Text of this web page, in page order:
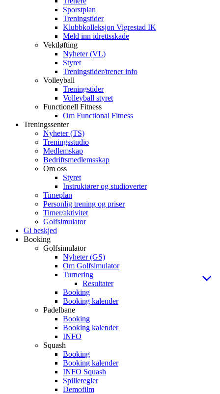
Sporstplan
Treningstider
Klubbkolleksjon Vigrestad IK
Meld inn idrettsskade
Vektløfting
Nyheter (VL)
Styret
Treningstider/trener info
Volleyball
Treningstider
Volleyball styret
Functionell Fitness
Om Functional Fitness
Treningssenter
Nyheter (TS)
Treningsstudio
Medlemskap
Bedriftsmedlemsskap
Om oss
Styret
Instruktører og studioverter
Timeplan
Personlig trening og priser
Timer/aktivitet
Golfsimulator
Gi beskjed
Booking
Golfsimulator
Nyheter (GS)
Om Golfsimulator
Turnering
Resultater
Booking
Booking kalender
Padelbane
Booking
Booking kalender
INFO
Squash
Booking
Booking kalender
INFO Squash
Spilleregler
Demofilm